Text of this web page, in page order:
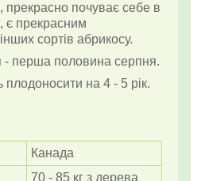
прекрасно почуває себе в
є прекрасним
сортів абрикосу.
- перша половина серпня.
на 4 - 5 рік.
Канада
70 - 85 кг з дерева